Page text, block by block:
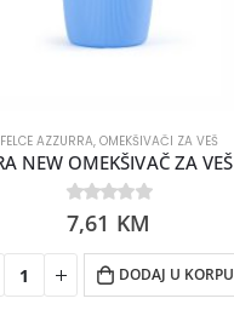
FELCE AZZURRA, OMEKŠIVAČI ZA VEŠ
0out of 5
7,61 KM
DODAJ U KORPU